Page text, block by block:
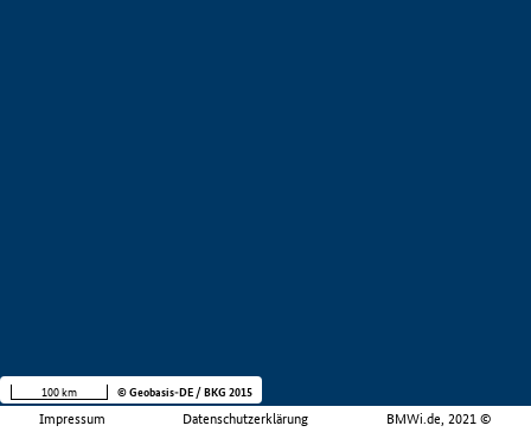
Impressum Datenschutzerklärung BMWi.de, 2021 ©
100 km © Geobasis-DE / BKG 2015